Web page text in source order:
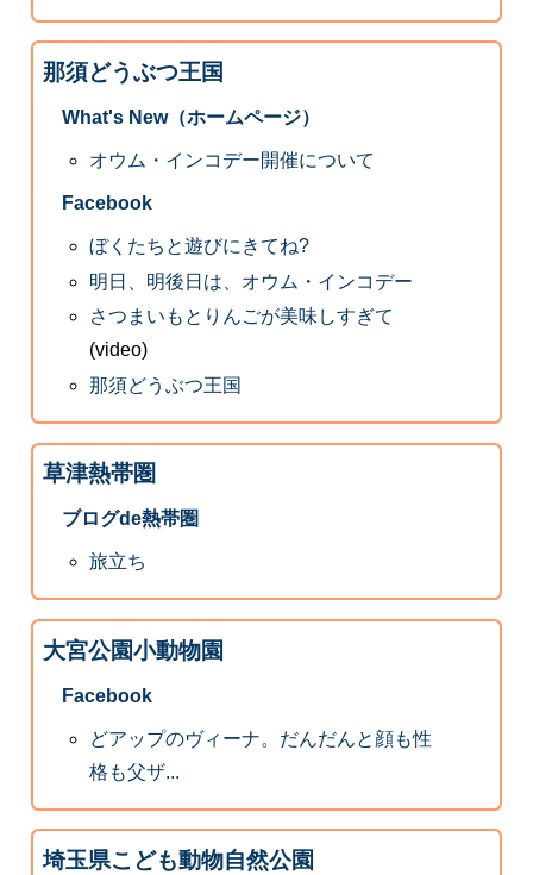
那須どうぶつ王国
What's New（ホームページ）
オウム・インコデー開催について
Facebook
ぼくたちと遊びにきてね?
明日、明後日は、オウム・インコデー
さつまいもとりんごが美味しすぎて
(video)
那須どうぶつ王国
草津熱帯圏
ブログde熱帯圏
旅立ち
大宮公園小動物園
Facebook
どアップのヴィーナ。だんだんと顔も性
格も父ザ...
埼玉県こども動物自然公園